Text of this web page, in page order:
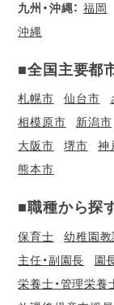
九州・沖縄： 福岡
沖縄
■全国主要都
札幌市 仙台市
相模原市
新潟市
大阪市
堺市 神
熊本市
■職種から探
保育士 幼稚園教
主任・副園長
園
栄養士・管理栄養